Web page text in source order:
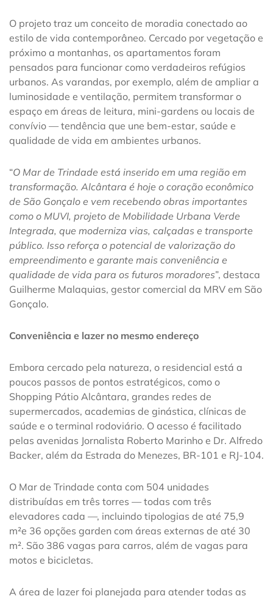
O projeto traz um conceito de moradia conectado ao
estilo de vida contemporâneo. Cercado por vegetação e
próximo a montanhas, os apartamentos foram
pensados para funcionar como verdadeiros refúgios
urbanos. As varandas, por exemplo, além de ampliar a
luminosidade e ventilação, permitem transformar o
espaço em áreas de leitura, mini-gardens ou locais de
convívio — tendência que une bem-estar, saúde e
qualidade de vida em ambientes urbanos.
“O Mar de Trindade está inserido em uma região em
transformação. Alcântara é hoje o coração econômico
de São Gonçalo e vem recebendo obras importantes
como o MUVI, projeto de Mobilidade Urbana Verde
Integrada, que moderniza vias, calçadas e transporte
público. Isso reforça o potencial de valorização do
empreendimento e garante mais conveniência e
qualidade de vida para os futuros moradores”, destaca
Guilherme Malaquias, gestor comercial da MRV em São
Gonçalo.
Conveniência e lazer no mesmo endereço
Embora cercado pela natureza, o residencial está a
poucos passos de pontos estratégicos, como o
Shopping Pátio Alcântara, grandes redes de
supermercados, academias de ginástica, clínicas de
saúde e o terminal rodoviário. O acesso é facilitado
pelas avenidas Jornalista Roberto Marinho e Dr. Alfredo
Backer, além da Estrada do Menezes, BR-101 e RJ-104.
O Mar de Trindade conta com 504 unidades
distribuídas em três torres — todas com três
elevadores cada —, incluindo tipologias de até 75,9
m²e 36 opções garden com áreas externas de até 30
m². São 386 vagas para carros, além de vagas para
motos e bicicletas.
A área de lazer foi planejada para atender todas as